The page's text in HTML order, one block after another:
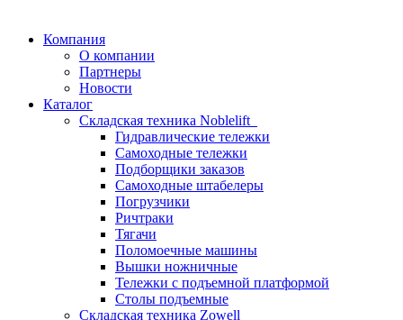
Компания
О компании
Партнеры
Новости
Каталог
Складская техника Noblelift
Гидравлические тележки
Самоходные тележки
Подборщики заказов
Самоходные штабелеры
Погрузчики
Ричтраки
Тягачи
Поломоечные машины
Вышки ножничные
Тележки с подъемной платформой
Столы подъемные
Складская техника Zowell